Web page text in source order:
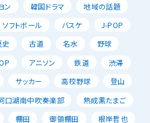
ン 韓国ドラマ
地域の話題
ソフトボール バスケ
J-POP
史 古道 名水
野球
アニソン 鉄道
渋滞
サッカー 高校野球
登山
口湖南中吹奏楽部
熟成黒たまご
棚田 御領棚田
根岸哲也